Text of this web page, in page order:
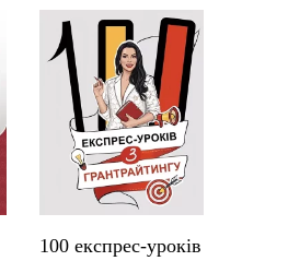
100 експрес-уроків